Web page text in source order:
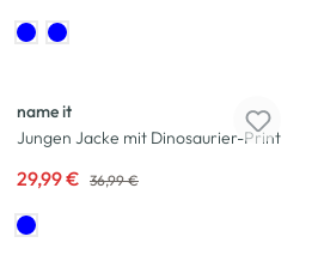
name it
Jungen Jacke mit Dinosaurier-Print
29,99 € 36,99 €